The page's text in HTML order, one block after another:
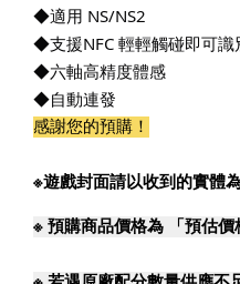
◆適用 NS/NS2
◆支援NFC 輕輕觸碰即可識
◆六軸高精度體感
◆自動連發
感謝您的預購！
※遊戲封面請以收到的實體為
※ 預購商品價格為 「預估